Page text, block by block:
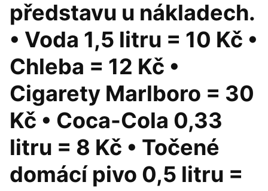
představu u nákladech.
• Voda 1,5 litru = 10 Kč •
Chleba = 12 Kč •
Cigarety Marlboro = 30
Kč • Coca-Cola 0,33
litru = 8 Kč • Točené
domácí pivo 0,5 litru =